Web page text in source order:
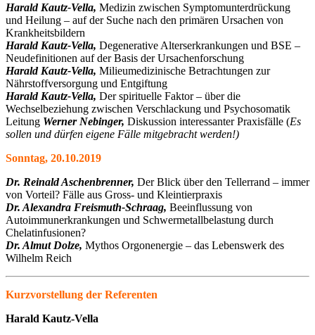
Harald Kautz-Vella, Medizin zwischen Symptomunterdrückung
und Heilung – auf der Suche nach den primären Ursachen von
Krankheitsbildern
Harald Kautz-Vella, Degenerative Alterserkrankungen und BSE –
Neudefinitionen auf der Basis der Ursachenforschung
Harald Kautz-Vella, Milieumedizinische Betrachtungen zur
Nährstoffversorgung und Entgiftung
Harald Kautz-Vella, Der spirituelle Faktor – über die
Wechselbeziehung zwischen Verschlackung und Psychosomatik
Leitung Werner Nebinger, Diskussion interessanter Praxisfälle (Es
sollen und dürfen eigene Fälle mitgebracht werden!)
Sonntag, 20.10.2019
Dr. Reinald Aschenbrenner, Der Blick über den Tellerrand – immer
von Vorteil? Fälle aus Gross- und Kleintierpraxis
Dr. Alexandra Freismuth-Schraag, Beeinflussung von
Autoimmunerkrankungen und Schwermetallbelastung durch
Chelatinfusionen?
Dr. Almut Dolze, Mythos Orgonenergie – das Lebenswerk des
Wilhelm Reich
Kurzvorstellung der Referenten
Harald Kautz-Vella